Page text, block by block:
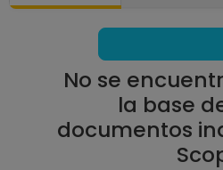
No se
la base
documentos